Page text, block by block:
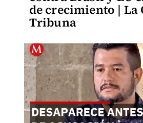
de crecimiento | La
Tribuna